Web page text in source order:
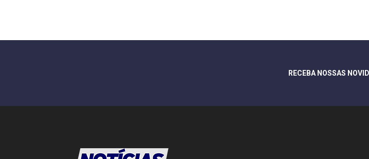
RECEBA NOSSAS